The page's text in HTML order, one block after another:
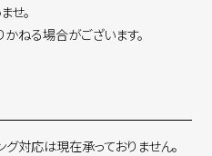
せ。
ねる場合がございます。
対応は現在承っておりません。